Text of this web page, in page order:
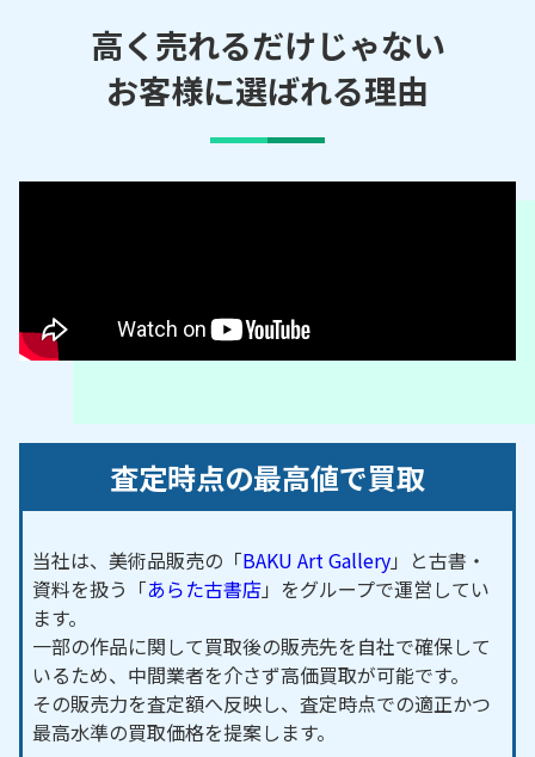
高く売れるだけじゃない
お客様に選ばれる理由
査定時点の最高値で買取
当社は、美術品販売の「BAKU Art Gallery」と古書・
資料を扱う「あらた古書店」をグループで運営してい
ます。
一部の作品に関して買取後の販売先を自社で確保して
いるため、中間業者を介さず高価買取が可能です。
その販売力を査定額へ反映し、査定時点での適正かつ
最高水準の買取価格を提案します。